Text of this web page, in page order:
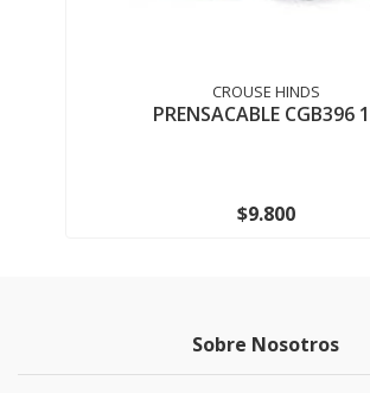
CROUSE HINDS
PRENSACABLE CGB396
$9.800
Sobre Nosotros